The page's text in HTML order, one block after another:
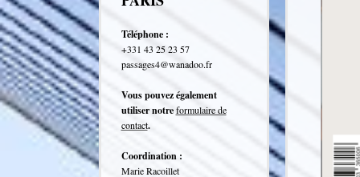
Téléphone :
+331 43 25 23 57
passages4@wanadoo.fr
Vous pouvez également
utiliser notre formulaire de
contact.
Coordination :
Marie Racoillet